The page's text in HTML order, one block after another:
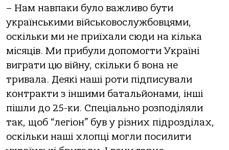
– Нам навпаки було важливо бути
українськими військовослужбовцями,
оскільки ми не приїхали сюди на кілька
місяців. Ми прибули допомогти Україні
виграти цю війну, скільки б вона не
тривала. Деякі наші роти підписували
контракти з іншими батальйонами, інші
пішли до 25-ки. Спеціально розподіляли
так, щоб “легіон” був у різних підрозділах,
оскільки наші хлопці могли посилити